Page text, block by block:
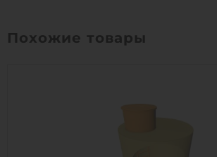
Похожие товары